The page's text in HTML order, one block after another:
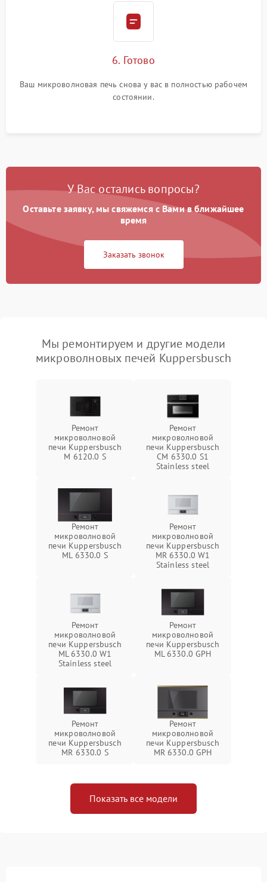
6. Готово
Ваш микроволновая печь снова у вас в полностью рабочем
состоянии.
У Вас остались вопросы?
Оставьте заявку, мы свяжемся с Вами в ближайшее
время
Заказать звонок
Мы ремонтируем и другие модели
микроволновых печей Kuppersbusch
Ремонт
микроволновой
печи Kuppersbusch
M 6120.0 S
Ремонт
микроволновой
печи Kuppersbusch
CM 6330.0 S1
Stainless steel
Ремонт
микроволновой
печи Kuppersbusch
ML 6330.0 S
Ремонт
микроволновой
печи Kuppersbusch
MR 6330.0 W1
Stainless steel
Ремонт
микроволновой
печи Kuppersbusch
ML 6330.0 W1
Stainless steel
Ремонт
микроволновой
печи Kuppersbusch
ML 6330.0 GPH
Ремонт
микроволновой
печи Kuppersbusch
MR 6330.0 S
Ремонт
микроволновой
печи Kuppersbusch
MR 6330.0 GPH
Показать все модели